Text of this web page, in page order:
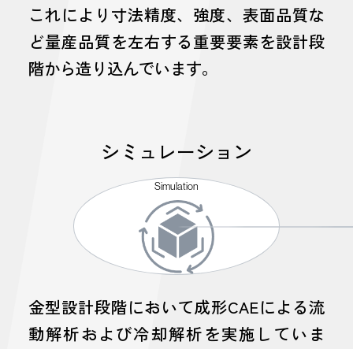
これにより寸法精度、強度、表面品質な
ど量産品質を左右する重要要素を設計段
階から造り込んでいます。
シミュレーション
Simulation
金型設計段階において成形CAEによる流
動解析および冷却解析を実施していま